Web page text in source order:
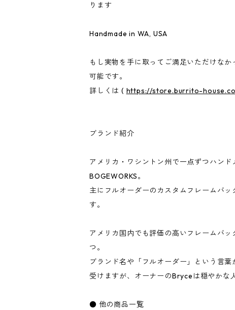
ります
Handmade in WA, USA
もし実物を手に取ってご満足いただけなか
可能です。
詳しくは ( https://store.burrito-
ブランド紹介
アメリカ・ワシントン州で一点ずつハンド
BOGEWORKS。
主にフルオーダーのカスタムフレームバッ
す。
アメリカ国内でも評価の高いフレームバッ
つ。
ブランド名や「フルオーダー」という言葉
受けますが、オーナーのBryceは穏やかな
● 他の商品一覧